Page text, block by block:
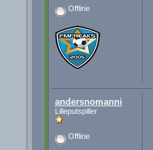
Offline
andersnomanni
Lilleputspiller
Offline